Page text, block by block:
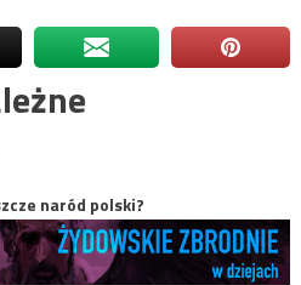
naród polski?